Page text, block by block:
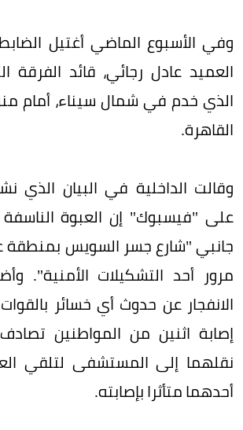
وفي الأسبوع الماضي أغتيل
العميد عادل رجائي، قائد الفرقة
الذي خدم في شمال سيناء، أمام
القاهرة.
وقالت الداخلية في البيان
على "فيسبوك" إن العبوة
جانبي "شارع جسر السويس
مرور أحد التشكيلات الأمنية".
الانفجار عن حدوث أي خسائر
إصابة اثنين من المواطنين
نقلهما إلى المستشفى لتلقي
أحدهما متأثرا بإصابته.